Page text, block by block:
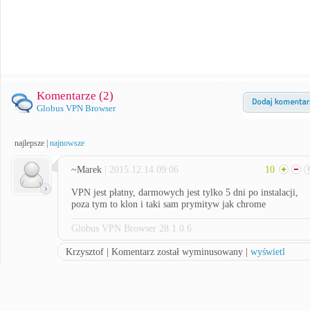
Komentarze (2)
Globus VPN Browser
najlepsze najnowsze
~Marek | 2015.12.14 09:06 10
VPN jest płatny, darmowych jest tylko 5 dni po instalacji,
poza tym to klon i taki sam prymityw jak chrome
Globus VPN Browser 28.1.0.6
Krzysztof | Komentarz został wyminusowany | wyświetl